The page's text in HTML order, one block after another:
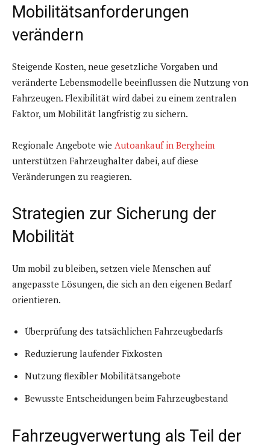
Mobilitätsanforderungen
verändern
Steigende Kosten, neue gesetzliche Vorgaben und
veränderte Lebensmodelle beeinflussen die Nutzung von
Fahrzeugen. Flexibilität wird dabei zu einem zentralen
Faktor, um Mobilität langfristig zu sichern.
Regionale Angebote wie Autoankauf in Bergheim
unterstützen Fahrzeughalter dabei, auf diese
Veränderungen zu reagieren.
Strategien zur Sicherung der
Mobilität
Um mobil zu bleiben, setzen viele Menschen auf
angepasste Lösungen, die sich an den eigenen Bedarf
orientieren.
Überprüfung des tatsächlichen Fahrzeugbedarfs
Reduzierung laufender Fixkosten
Nutzung flexibler Mobilitätsangebote
Bewusste Entscheidungen beim Fahrzeugbestand
Fahrzeugverwertung als Teil der